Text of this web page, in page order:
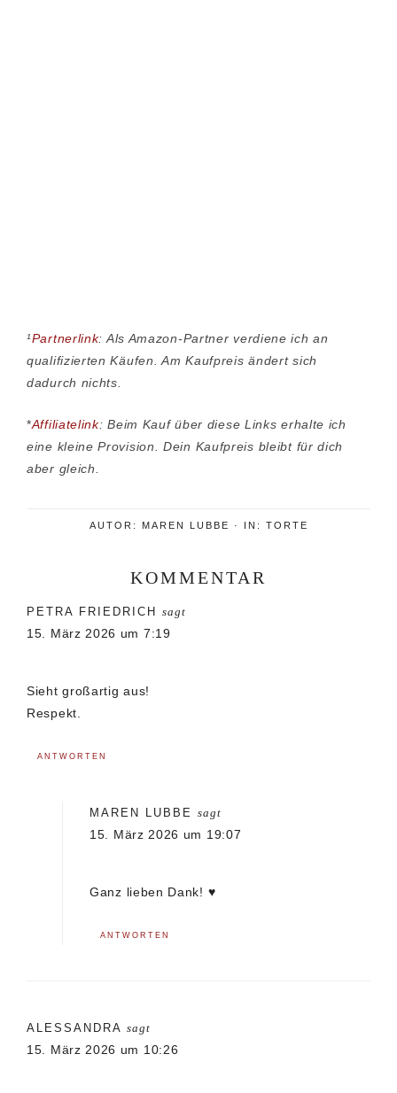
¹Partnerlink: Als Amazon-Partner verdiene ich an
qualifizierten Käufen. Am Kaufpreis ändert sich
dadurch nichts.
*Affiliatelink: Beim Kauf über diese Links erhalte ich
eine kleine Provision. Dein Kaufpreis bleibt für dich
aber gleich.
AUTOR: MAREN LUBBE · IN: TORTE
Interaktionen
KOMMENTAR
PETRA FRIEDRICH sagt
15. März 2026 um 7:19
Sieht großartig aus!
Respekt.
ANTWORTEN
MAREN LUBBE sagt
15. März 2026 um 19:07
Ganz lieben Dank! ♥️
ANTWORTEN
ALESSANDRA sagt
15. März 2026 um 10:26